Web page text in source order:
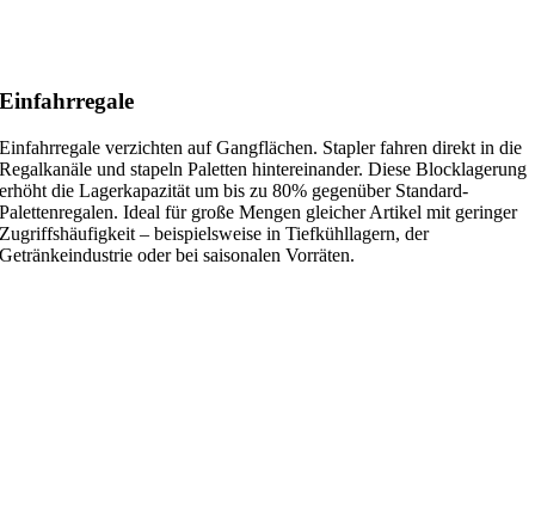
Einfahrregale
Einfahrregale verzichten auf Gangflächen. Stapler fahren direkt in die
Regalkanäle und stapeln Paletten hintereinander. Diese Blocklagerung
erhöht die Lagerkapazität um bis zu 80% gegenüber Standard-
Palettenregalen. Ideal für große Mengen gleicher Artikel mit geringer
Zugriffshäufigkeit – beispielsweise in Tiefkühllagern, der
Getränkeindustrie oder bei saisonalen Vorräten.